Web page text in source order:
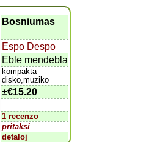
Bosniumas
Espo Despo
Eble mendebla
kompakta
disko,muziko
±€15.20
1 recenzo
pritaksi
detaloj